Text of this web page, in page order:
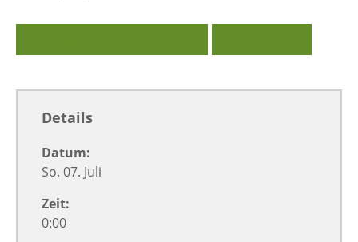
Details
Datum:
So. 07. Juli
Zeit:
0:00